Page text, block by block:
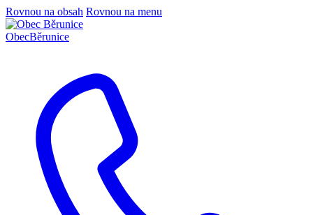
Rovnou na obsah Rovnou na menu
ObecBěrunice